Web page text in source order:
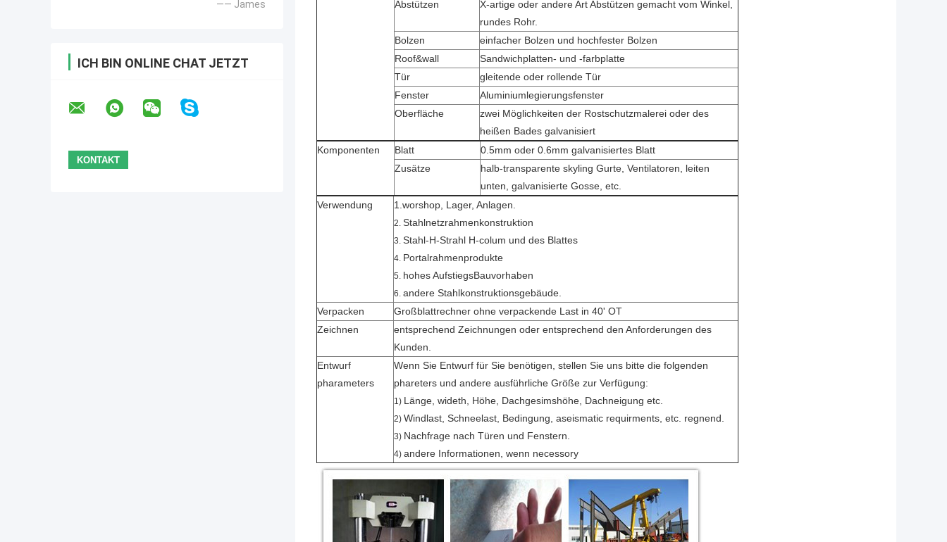
—— James
ICH BIN ONLINE CHAT JETZT
Abstützen
X-artige oder andere Art Abstützen gemacht vom Winkel,
rundes Rohr.
Bolzen
einfacher Bolzen und hochfester Bolzen
Roof&wall
Sandwichplatten- und -farbplatte
Tür
gleitende oder rollende Tür
Fenster
Aluminiumlegierungsfenster
Oberfläche
zwei Möglichkeiten der Rostschutzmalerei oder des
heißen Bades galvanisiert
Komponenten
Blatt
0.5mm oder 0.6mm galvanisiertes Blatt
Zusätze
halb-transparente skyling Gurte, Ventilatoren, leiten
unten, galvanisierte Gosse, etc.
Verwendung
1.worshop, Lager, Anlagen.
2. Stahlnetzrahmenkonstruktion
3. Stahl-H-Strahl H-colum und des Blattes
4. Portalrahmenprodukte
5. hohes AufstiegsBauvorhaben
6. andere Stahlkonstruktionsgebäude.
Verpacken
Großblattrechner ohne verpackende Last in 40' OT
Zeichnen
entsprechend Zeichnungen oder entsprechend den Anforderungen des
Kunden.
Entwurf
pharameters
Wenn Sie Entwurf für Sie benötigen, stellen Sie uns bitte die folgenden
phareters und andere ausführliche Größe zur Verfügung:
1) Länge, wideth, Höhe, Dachgesimshöhe, Dachneigung etc.
2) Windlast, Schneelast, Bedingung, aseismatic requirments, etc. regnend.
3) Nachfrage nach Türen und Fenstern.
4) andere Informationen, wenn necessory